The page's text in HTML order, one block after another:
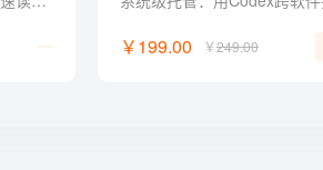
￥199.00 ￥249.00